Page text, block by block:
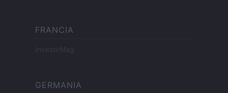
FRANCIA
InvestirMag
GERMANIA